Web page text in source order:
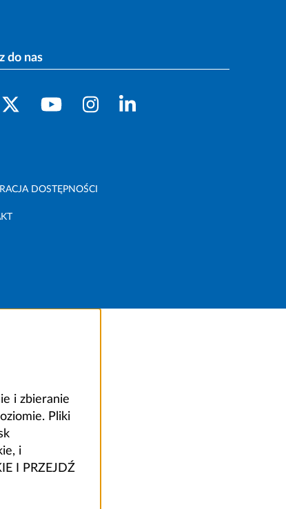
do nas
DOSTĘPNOŚCI
i zbieranie
Pliki
i
I PRZEJDŹ